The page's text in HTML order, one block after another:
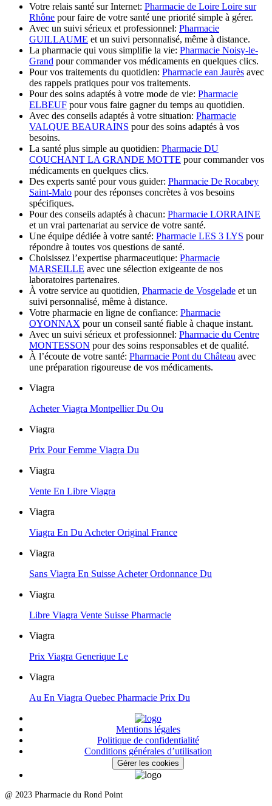
Votre relais santé sur Internet: Pharmacie de Loire Loire sur
Rhône pour faire de votre santé une priorité simple à gérer.
Avec un suivi sérieux et professionnel: Pharmacie
GUILLAUME et un suivi personnalisé, même à distance.
La pharmacie qui vous simplifie la vie: Pharmacie Noisy-le-
Grand pour commander vos médicaments en quelques clics.
Pour vos traitements du quotidien: Pharmacie ean Jaurès avec
des rappels pratiques pour vos traitements.
Pour des soins adaptés à votre mode de vie: Pharmacie
ELBEUF pour vous faire gagner du temps au quotidien.
Avec des conseils adaptés à votre situation: Pharmacie
VALQUE BEAURAINS pour des soins adaptés à vos
besoins.
La santé plus simple au quotidien: Pharmacie DU
COUCHANT LA GRANDE MOTTE pour commander vos
médicaments en quelques clics.
Des experts santé pour vous guider: Pharmacie De Rocabey
Saint-Malo pour des réponses concrètes à vos besoins
spécifiques.
Pour des conseils adaptés à chacun: Pharmacie LORRAINE
et un vrai partenariat au service de votre santé.
Une équipe dédiée à votre santé: Pharmacie LES 3 LYS pour
répondre à toutes vos questions de santé.
Choisissez l’expertise pharmaceutique: Pharmacie
MARSEILLE avec une sélection exigeante de nos
laboratoires partenaires.
À votre service au quotidien, Pharmacie de Vosgelade et un
suivi personnalisé, même à distance.
Votre pharmacie en ligne de confiance: Pharmacie
OYONNAX pour un conseil santé fiable à chaque instant.
Avec un suivi sérieux et professionnel: Pharmacie du Centre
MONTESSON pour des soins responsables et de qualité.
À l’écoute de votre santé: Pharmacie Pont du Château avec
une préparation rigoureuse de vos médicaments.
Viagra
Acheter Viagra Montpellier Du Ou
Viagra
Prix Pour Femme Viagra Du
Viagra
Vente En Libre Viagra
Viagra
Viagra En Du Acheter Original France
Viagra
Sans Viagra En Suisse Acheter Ordonnance Du
Viagra
Libre Viagra Vente Suisse Pharmacie
Viagra
Prix Viagra Generique Le
Viagra
Au En Viagra Quebec Pharmacie Prix Du
Mentions légales
Politique de confidentialité
Conditions générales d’utilisation
Gérer les cookies
@ 2023 Pharmacie du Rond Point